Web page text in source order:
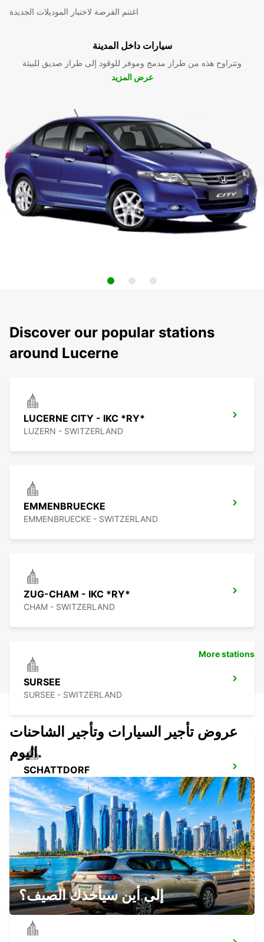
اغتنم الفرصة لاختبار الموديلات الجديدة
سيارات داخل المدينة
وتتراوح هذه من طراز مدمج وموفر للوقود إلى طراز صديق للبيئة
عرض المزيد
Discover our popular stations
around Lucerne
LUCERNE CITY - IKC *RY*
LUZERN - SWITZERLAND
EMMENBRUECKE
EMMENBRUECKE - SWITZERLAND
ZUG-CHAM - IKC *RY*
CHAM - SWITZERLAND
SURSEE
SURSEE - SWITZERLAND
SCHATTDORF
SCHATTDORF - SWITZERLAND
ZURICH BRUNAUPARK - IKC *RY*
ZURICH - SWITZERLAND
More stations
عروض تأجير السيارات وتأجير الشاحنات
اليوم.
إلى أين سيأخذك الصيف؟